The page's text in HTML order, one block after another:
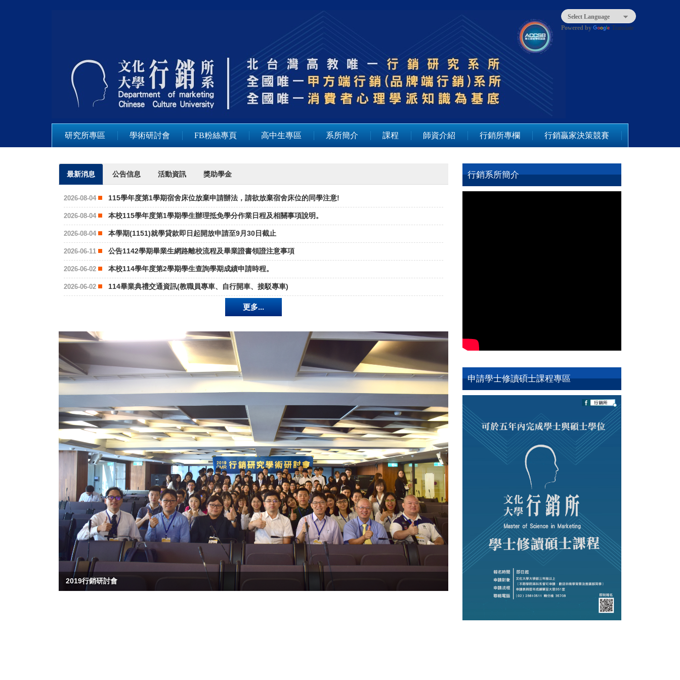
Powered by Translate
研究所專區 學術研討會 FB粉絲專頁 高中生專區 系所簡介 課程 師資介紹 行銷所專欄 行銷贏家決策競賽
最新消息 公告信息 活動資訊 獎助學金
2026-08-04 115學年度第1學期宿舍床位放棄申請辦法，請欲放棄宿舍床位的同學注意!
2026-08-04 本校115學年度第1學期學生辦理抵免學分作業日程及相關事項說明。
2026-08-04 本學期(1151)就學貸款即日起開放申請至9月30日截止
2026-06-11 公告1142學期畢業生網路離校流程及畢業證書領證注意事項
2026-06-02 本校114學年度第2學期學生查詢學期成績申請時程。
2026-06-02 114畢業典禮交通資訊(教職員專車、自行開車、接駁專車)
更多...
2019行銷研討會
行銷系所簡介
申請學士修讀碩士課程專區